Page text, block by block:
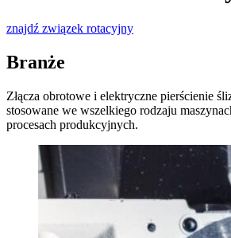
znajdź związek rotacyjny
Branże
Złącza obrotowe i elektryczne pierścienie
stosowane we wszelkiego rodzaju
procesach produkcyjnych.